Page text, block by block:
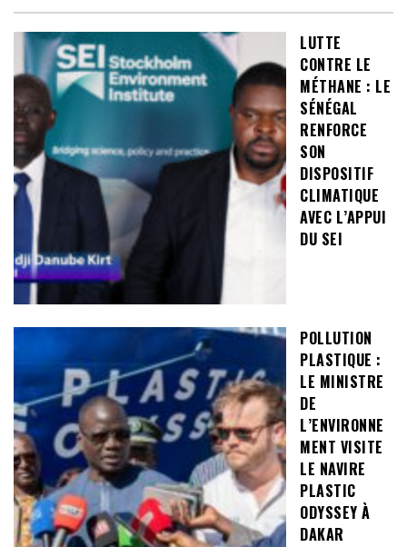
LUTTE
CONTRE LE
MÉTHANE : LE
SÉNÉGAL
RENFORCE
SON
DISPOSITIF
CLIMATIQUE
AVEC L’APPUI
DU SEI
POLLUTION
PLASTIQUE :
LE MINISTRE
DE
L’ENVIRONNE
MENT VISITE
LE NAVIRE
PLASTIC
ODYSSEY À
DAKAR